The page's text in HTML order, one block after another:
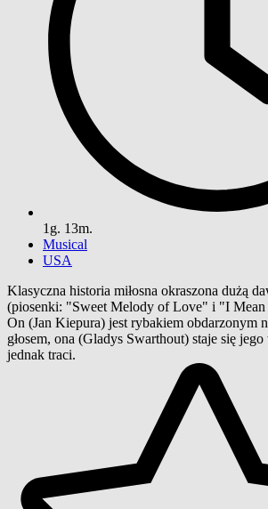
1g. 13m.
Musical
USA
Klasyczna historia miłosna okraszona dużą
(piosenki: "Sweet Melody of Love" i "I
On (Jan Kiepura) jest rybakiem obdarzonym
głosem, ona (Gladys Swarthout) staje się
jednak traci.